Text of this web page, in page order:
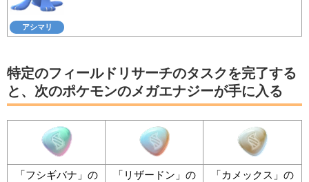
アシマリ
特定のフィールドリサーチのタスクを完了する
と、次のポケモンのメガエナジーが手に入る
「フシギバナ」の
「リザードン」の
「カメックス」の